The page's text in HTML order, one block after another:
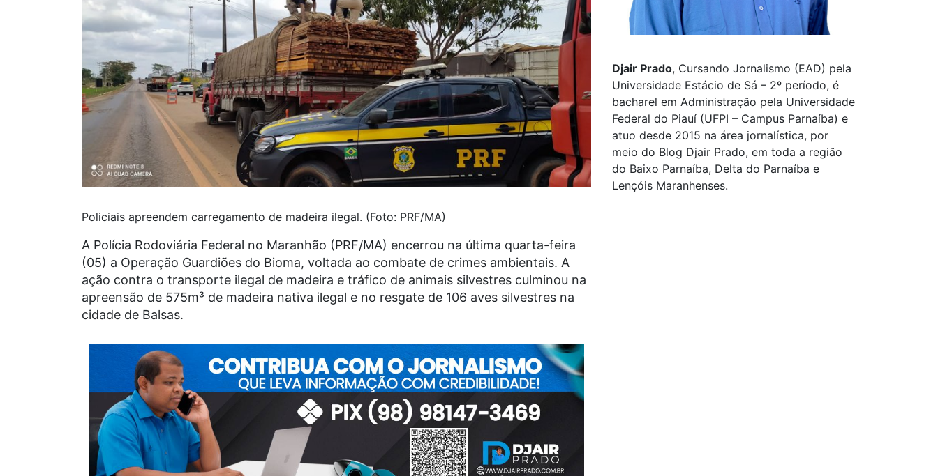
Policiais apreendem carregamento de madeira ilegal. (Foto: PRF/MA)
A Polícia Rodoviária Federal no Maranhão (PRF/MA) encerrou na última quarta-feira
(05) a Operação Guardiões do Bioma, voltada ao combate de crimes ambientais. A
ação contra o transporte ilegal de madeira e tráfico de animais silvestres culminou na
apreensão de 575m³ de madeira nativa ilegal e no resgate de 106 aves silvestres na
cidade de Balsas.
Djair Prado, Cursando Jornalismo (EAD) pela
Universidade Estácio de Sá – 2º período, é
bacharel em Administração pela Universidade
Federal do Piauí (UFPI – Campus Parnaíba) e
atuo desde 2015 na área jornalística, por
meio do Blog Djair Prado, em toda a região
do Baixo Parnaíba, Delta do Parnaíba e
Lençóis Maranhenses.